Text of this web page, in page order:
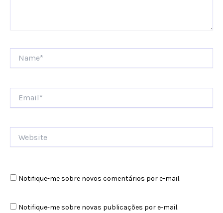
Notifique-me sobre novos comentários por e-mail.
Notifique-me sobre novas publicações por e-mail.